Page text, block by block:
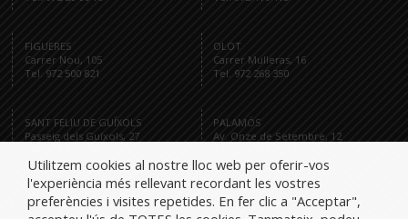
FIGUERES
Carrer Nou, 105
Tel. 972 500 821
OLOT
Carrer Mulleras, 16
Tel. 972 268 350
SANT FELIU DE GUÍXOLS
Passeig dels Guíxols, 27
PALAMÓS
Av. Onze de Setembre, 12
Utilitzem cookies al nostre lloc web per oferir-vos
l'experiència més rellevant recordant les vostres
preferències i visites repetides. En fer clic a "Acceptar",